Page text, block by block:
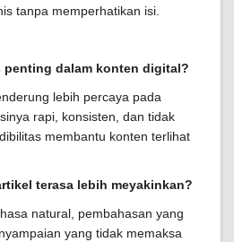
tanpa memperhatikan isi.
penting dalam konten digital?
lebih percaya pada
rapi, konsisten, dan tidak
membantu konten terlihat
terasa lebih meyakinkan?
natural, pembahasan yang
yang tidak memaksa